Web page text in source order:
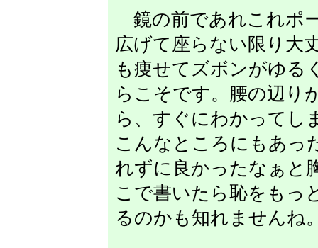
鏡の前であれこれポ
広げて座らない限り大
も痩せてズボンがゆる
らこそです。腰の辺り
ら、すぐにわかってし
こんなところにもあっ
れずに良かったなぁと
こで書いたら恥をもっ
るのかも知れませんね